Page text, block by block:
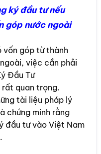
ký đầu tư nếu
góp nước ngoài
vốn góp từ thành
việc cần phải
Đầu Tư
quan trọng.
tài liệu pháp lý
chứng minh rằng
đầu tư vào Việt Nam